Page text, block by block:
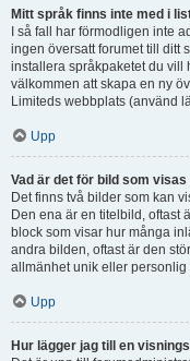
Mitt språk finns inte med i
I så fall har förmodligen inte
ingen översatt forumet till ditt
installera språkpaketet du vill
välkommen att skapa en ny
Limiteds webbplats (använd
Upp
Vad är det för bild som
Det finns två bilder som kan
Den ena är en titelbild, oftast
block som visar hur många
andra bilden, oftast är den
allmänhet unik eller
Upp
Hur lägger jag till en